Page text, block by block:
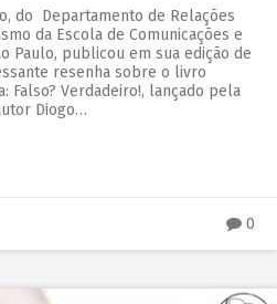
do Departamento de Relações
da Escola de Comunicações e
Paulo, publicou em sua edição de
resenha sobre o livro
Falso? Verdadeiro!, lançado pela
Diogo…
0